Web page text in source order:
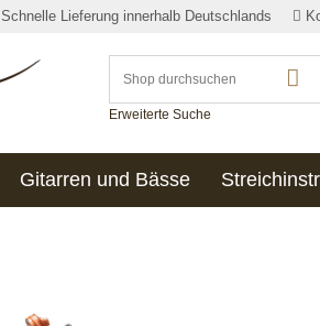
Schnelle Lieferung innerhalb Deutschlands
Erweiterte Suche
Gitarren und Bässe